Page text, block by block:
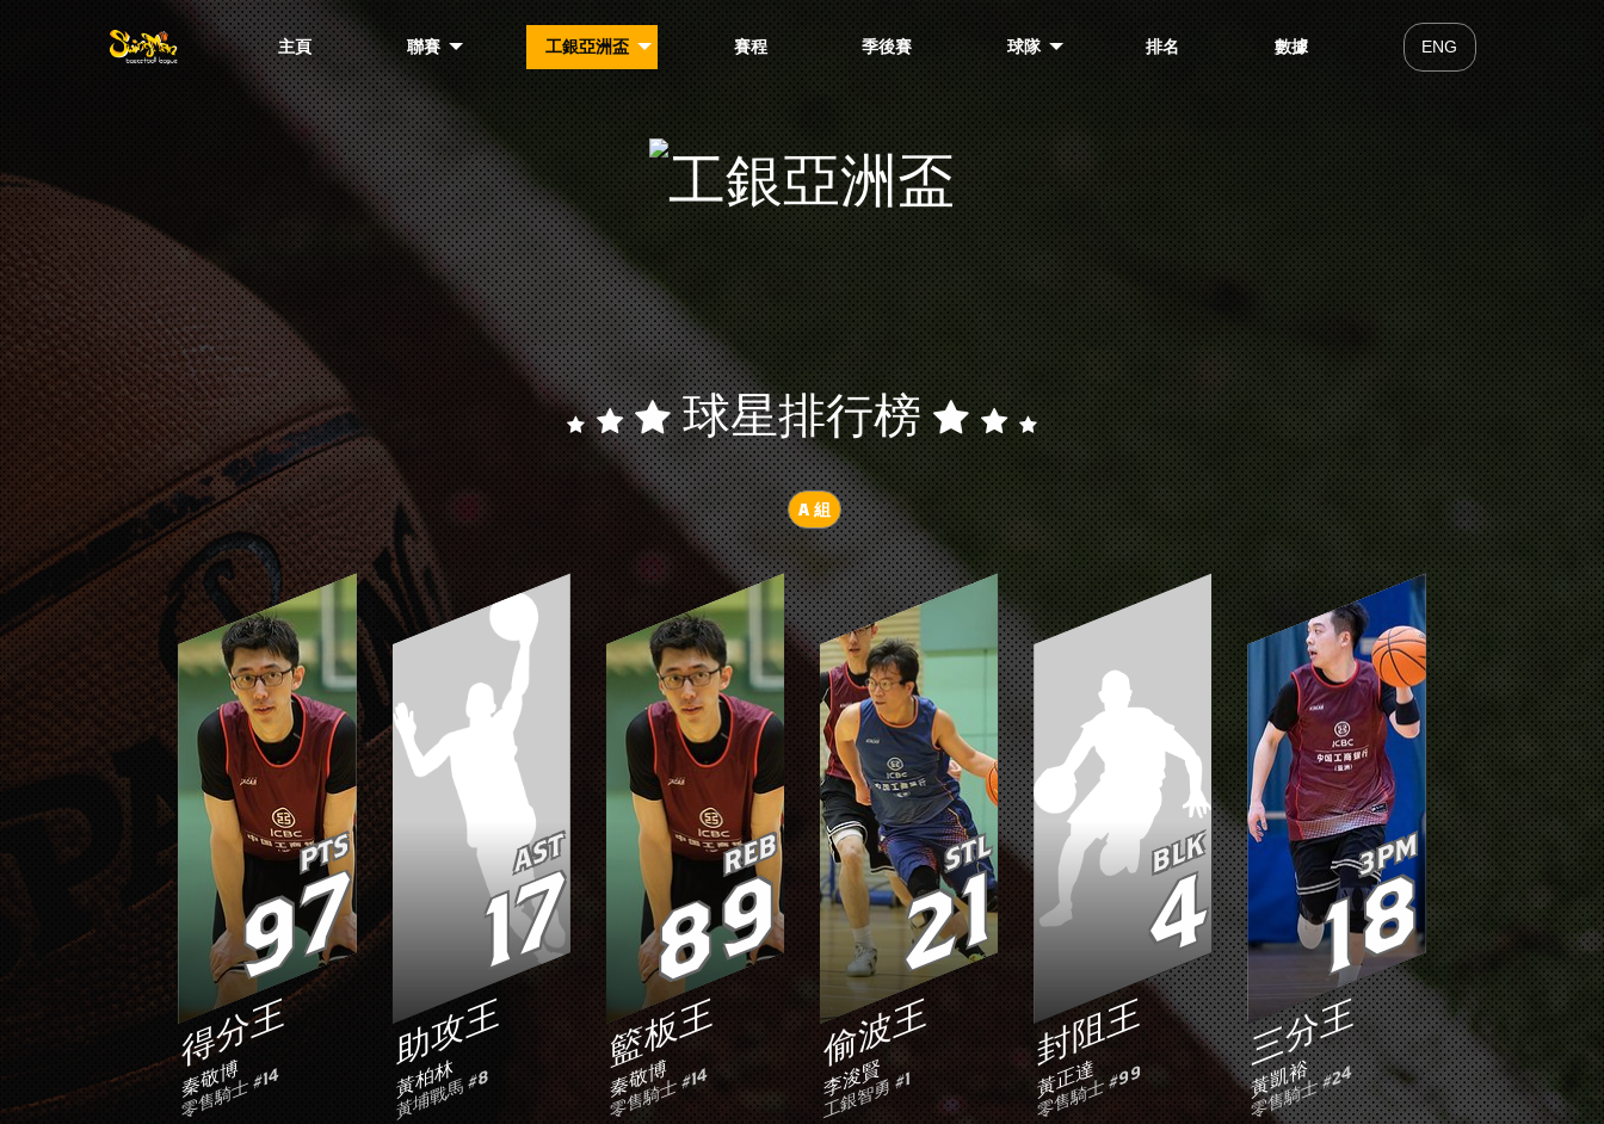
主頁 聯賽 工銀亞洲盃 賽程 季後賽 球隊 排名 數據
球星排行榜
A 組
得分王
秦敬博
零售騎士 #14
PTS
97
助攻王
黃柏林
黃埔戰馬 #8
AST
17
籃板王
秦敬博
零售騎士 #14
REB
89
偷波王
李浚賢
工銀智勇 #1
STL
21
封阻王
黃正達
零售騎士 #99
BLK
4
三分王
黃凱裕
零售騎士 #24
3PM
18